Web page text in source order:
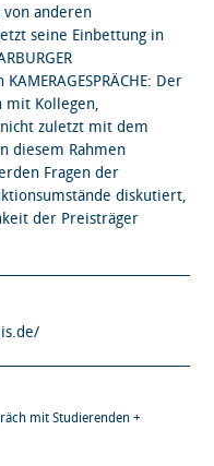
von anderen
seine Einbettung in
Der
mit Kollegen,
zuletzt mit dem
diesem Rahmen
Fragen der
diskutiert,
der Preisträger
mit Studierenden +